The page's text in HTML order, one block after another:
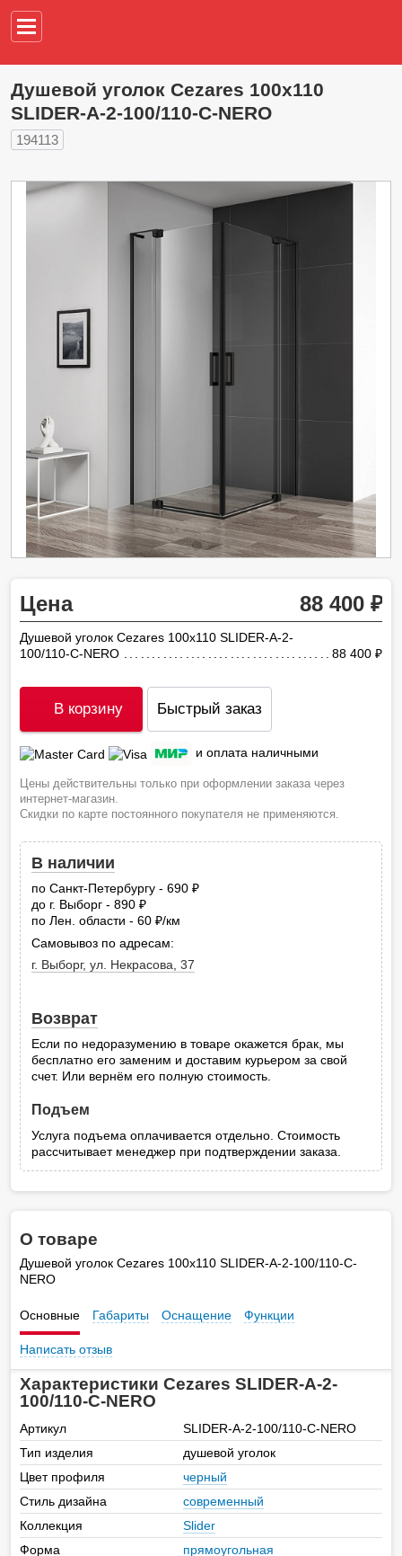
Душевой уголок Cezares 100х110
SLIDER-A-2-100/110-C-NERO
194113
Цена 88 400
Душевой уголок Cezares 100х110 SLIDER-A-2-
100/110-C-NERO
88 400
В корзину Быстрый заказ
и оплата наличными
Цены действительны только при оформлении заказа через
интернет-магазин.
Скидки по карте постоянного покупателя не применяются.
В наличии
по Санкт-Петербургу - 690
до г. Выборг - 890
по Лен. области - 60
руб.
/км
Самовывоз по адресам:
г. Выборг, ул. Некрасова, 37
Возврат
Если по недоразумению в товаре окажется брак, мы
бесплатно его заменим и доставим курьером за свой
счет. Или вернём его полную стоимость.
Подъем
Услуга подъема оплачивается отдельно. Стоимость
рассчитывает менеджер при подтверждении заказа.
О товаре
Душевой уголок Cezares 100х110 SLIDER-A-2-100/110-C-
NERO
Основные Габариты Оснащение Функции
Написать отзыв
Характеристики Cezares SLIDER-A-2-
100/110-C-NERO
Артикул
SLIDER-A-2-100/110-C-NERO
Тип изделия
душевой уголок
Цвет профиля
черный
Стиль дизайна
современный
Коллекция
Slider
Форма
прямоугольная